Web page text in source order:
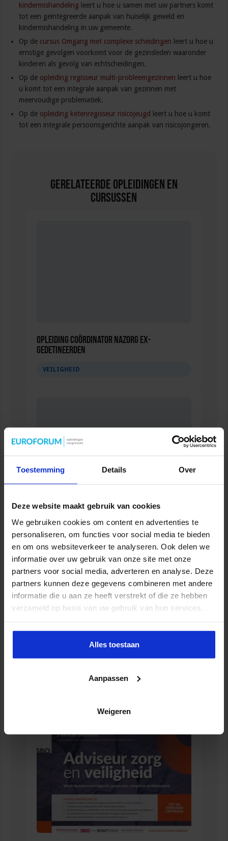
Toestemming Details Over
Deze website maakt gebruik van cookies
We gebruiken cookies om content en advertenties te
personaliseren, om functies voor social media te bieden
en om ons websiteverkeer te analyseren. Ook delen we
informatie over uw gebruik van onze site met onze
partners voor social media, adverteren en analyse. Deze
partners kunnen deze gegevens combineren met andere
informatie die u aan ze heeft verstrekt of die ze hebben
verzameld op basis van uw gebruik van hun services.
Alles toestaan
Aanpassen
Weigeren
kindermishandeling leert u hoe u samen met uw partners komt
tot een geïntegreerde aanpak van huiselijk geweld en
kindermishandeling in uw gemeente.
Op de cursus Omgang met complexe scheidingen leert u hoe u
ernstige gevolgen voorkomt voor de gezinsleden waaronder
kinderen als gevolg van echtscheidingen.
Op de opleiding regisseur multi-probleemgezinnen leert u hoe
u komt tot een integrale aanpak van gezinnen met
meervoudige problematiek.
Op de opleiding ketenregisseur risicojeugd
leert u hoe u komt
tot een integrale persoonsgerichte aanpak van risicojongeren.
Gerelateerde Opleidingen en
Cursussen
Opleiding Coördinator nazorg ex-
gedetineerden
VEILIGHEID
Opleiding Personen met onbegrepen gedrag
VEILIGHEID
Opleiding Sociale Veiligheid in de Organisatie